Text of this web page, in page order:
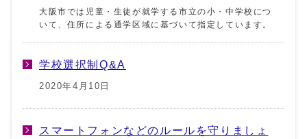
大阪市では児童・生徒が就学する市立の小・中学校につ
いて、住所による通学区域に基づいて指定しています。
学校選択制Q&A
2020年4月10日
スマートフォンなどのルールを守りましょ